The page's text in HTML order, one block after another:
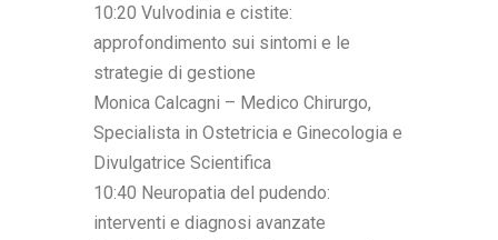
10:20 Vulvodinia e cistite:
approfondimento sui sintomi e le
strategie di gestione
Monica Calcagni – Medico Chirurgo,
Specialista in Ostetricia e Ginecologia e
Divulgatrice Scientifica
10:40 Neuropatia del pudendo:
interventi e diagnosi avanzate